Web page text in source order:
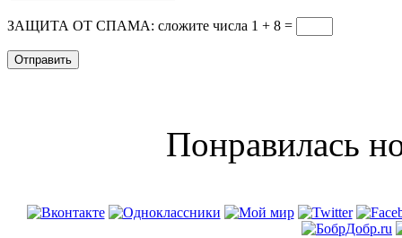
ЗАЩИТА ОТ СПАМА: сложите числа 1 + 8 =
Понравилась